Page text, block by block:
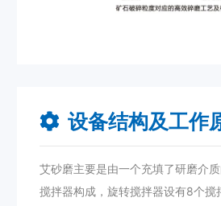
设备结构及工作
艾砂磨主要是由一个充填了研磨介
搅拌器构成，旋转搅拌器设有8个搅